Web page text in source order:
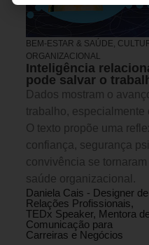
BEM-ESTAR & SAÚDE,
ORGANIZACIONAL
Inteligência
pode salvar o
Dados mostram o
trabalho, especialmente
O texto propõe uma
confiança, segurança
convivência se
saúde organizacional.
Daniela Cais - Designer de
Relações Profissionais,
TEDx Speaker, Mentora
Comunicação para
Carreiras e Negócios